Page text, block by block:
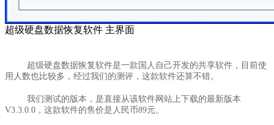
超级硬盘数据恢复软件 主界面
超级硬盘数据恢复软件是一款国人自己开发的共享软件，目前使
用人数也比较多，经过我们的测评，这款软件还算不错。
我们测试的版本，是直接从该软件网站上下载的最新版本
V3.3.0.0，这款软件的售价是人民币89元。